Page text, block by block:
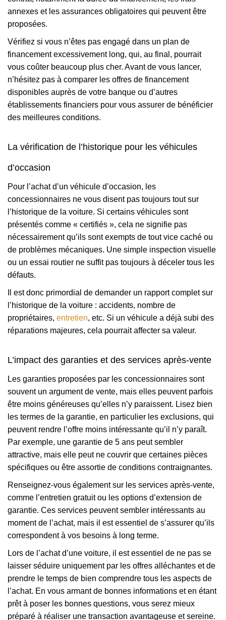
annexes et les assurances obligatoires qui peuvent être
proposées.
Vérifiez si vous n’êtes pas engagé dans un plan de
financement excessivement long, qui, au final, pourrait
vous coûter beaucoup plus cher. Avant de vous lancer,
n’hésitez pas à comparer les offres de financement
disponibles auprès de votre banque ou d’autres
établissements financiers pour vous assurer de bénéficier
des meilleures conditions.
La vérification de l’historique pour les véhicules
d’occasion
Pour l’achat d’un véhicule d’occasion, les
concessionnaires ne vous disent pas toujours tout sur
l’historique de la voiture. Si certains véhicules sont
présentés comme « certifiés », cela ne signifie pas
nécessairement qu’ils sont exempts de tout vice caché ou
de problèmes mécaniques. Une simple inspection visuelle
ou un essai routier ne suffit pas toujours à déceler tous les
défauts.
Il est donc primordial de demander un rapport complet sur
l’historique de la voiture : accidents, nombre de
propriétaires, entretien, etc. Si un véhicule a déjà subi des
réparations majeures, cela pourrait affecter sa valeur.
L’impact des garanties et des services après-vente
Les garanties proposées par les concessionnaires sont
souvent un argument de vente, mais elles peuvent parfois
être moins généreuses qu’elles n’y paraissent. Lisez bien
les termes de la garantie, en particulier les exclusions, qui
peuvent rendre l’offre moins intéressante qu’il n’y paraît.
Par exemple, une garantie de 5 ans peut sembler
attractive, mais elle peut ne couvrir que certaines pièces
spécifiques ou être assortie de conditions contraignantes.
Renseignez-vous également sur les services après-vente,
comme l’entretien gratuit ou les options d’extension de
garantie. Ces services peuvent sembler intéressants au
moment de l’achat, mais il est essentiel de s’assurer qu’ils
correspondent à vos besoins à long terme.
Lors de l’achat d’une voiture, il est essentiel de ne pas se
laisser séduire uniquement par les offres alléchantes et de
prendre le temps de bien comprendre tous les aspects de
l’achat. En vous armant de bonnes informations et en étant
prêt à poser les bonnes questions, vous serez mieux
préparé à réaliser une transaction avantageuse et sereine.